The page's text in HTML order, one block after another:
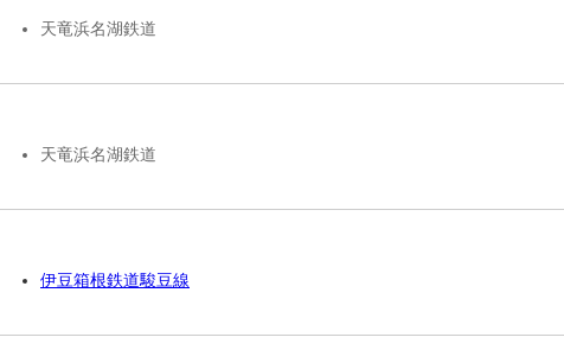
天竜浜名湖鉄道
天竜浜名湖鉄道
伊豆箱根鉄道駿豆線